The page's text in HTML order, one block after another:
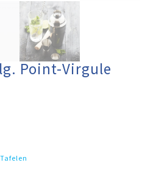
Point-Virgule
,Tafelen